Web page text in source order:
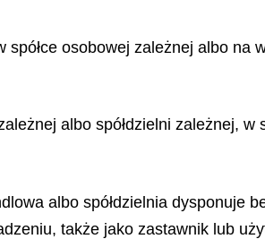
osobowej zależnej albo na
albo spółdzielni zależnej,
albo spółdzielnia dysponuje
także jako zastawnik lub